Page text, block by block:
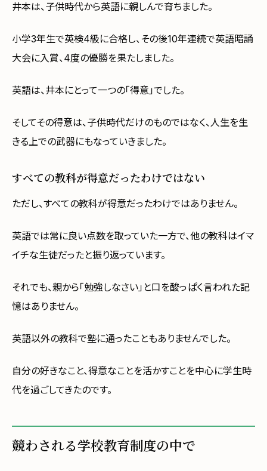
井本は、子供時代から英語に親しんで育ちました。
小学3年生で英検4級に合格し、その後10年連続で英語暗誦
大会に入賞、4度の優勝を果たしました。
英語は、井本にとって一つの「得意」でした。
そしてその得意は、子供時代だけのものではなく、人生を生
きる上での武器にもなっていきました。
すべての教科が得意だったわけではない
ただし、すべての教科が得意だったわけではありません。
英語では常に良い点数を取っていた一方で、他の教科はイマ
イチな生徒だったと振り返っています。
それでも、親から「勉強しなさい」と口を酸っぱく言われた記
憶はありません。
英語以外の教科で塾に通ったこともありませんでした。
自分の好きなこと、得意なことを活かすことを中心に学生時
代を過ごしてきたのです。
競わされる学校教育制度の中で